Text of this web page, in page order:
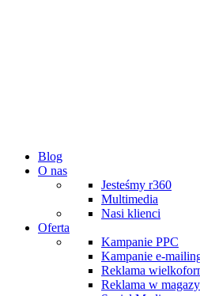
Blog
O nas
Jesteśmy r360
Multimedia
Nasi klienci
Oferta
Kampanie PPC
Kampanie e-
Reklama
Reklama w